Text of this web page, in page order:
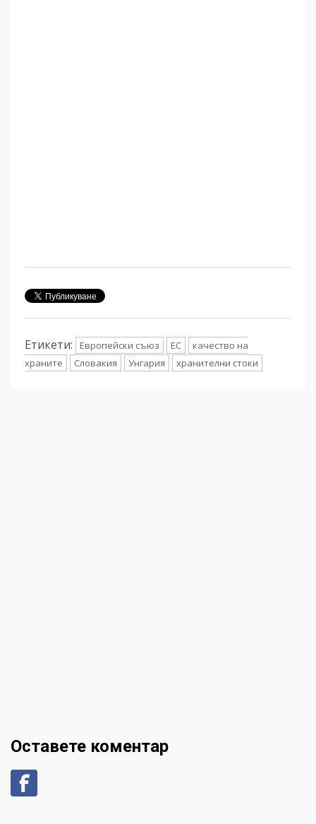
Етикети: Европейски съюз ЕС
качество на
храните
Словакия Унгария хранителни стоки
Оставете коментар